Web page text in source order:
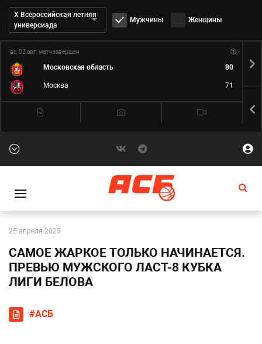
Дивизион:
Х Всероссийская летняя
универсиада
Мужчины Женщины
вс, 02 авг. матч завершен
Московская область 80
Москва 71
25 апреля 2025
САМОЕ ЖАРКОЕ ТОЛЬКО НАЧИНАЕТСЯ.
ПРЕВЬЮ МУЖСКОГО ЛАСТ-8 КУБКА
ЛИГИ БЕЛОВА
#АСБ